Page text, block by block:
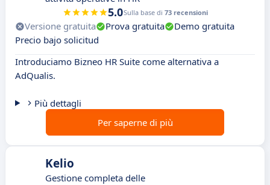
5.0Sulla base di 73 recensioni
Versione gratuita Prova gratuita
Demo gratuita
Precio bajo solicitud
Introduciamo Bizneo HR Suite come alternativa a
AdQualis.
Più dettagli
Per saperne di più
Kelio
Gestione completa delle